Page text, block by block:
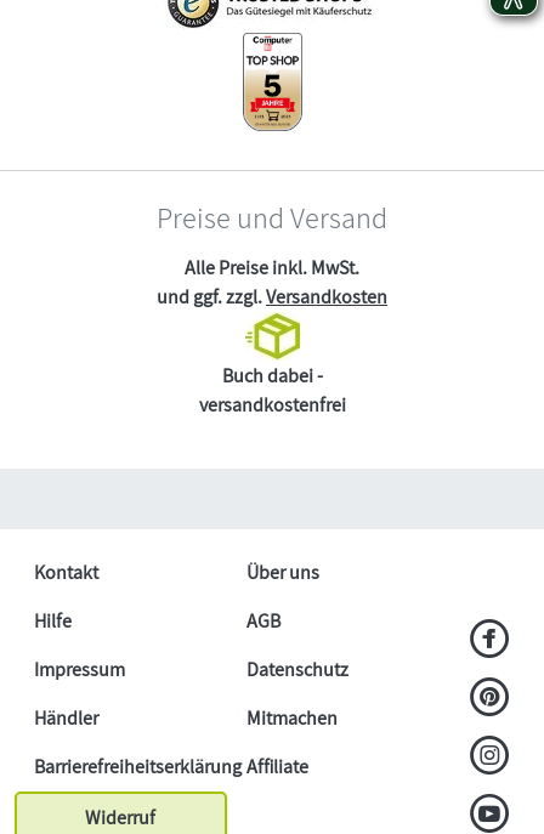
Preise und Versand
Alle Preise inkl. MwSt.
und ggf. zzgl.Versandkosten
Buch dabei -
versandkostenfrei
Kontakt
Über uns
Hilfe
AGB
Impressum
Datenschutz
Händler
Mitmachen
BarrierefreiheitserklärungAffiliate
Widerruf